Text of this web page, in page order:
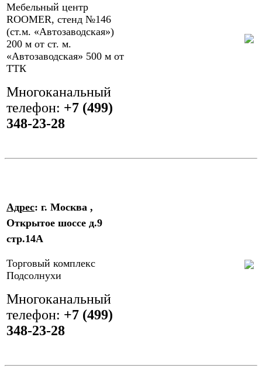
Мебельный центр
ROOMER, стенд №146
(ст.м. «Автозаводская»)
200 м от ст. м.
«Автозаводская» 500 м от
ТТК
Многоканальный
телефон: ‎+7 (499)
348-23-28
Адрес: г. Москва ,
Открытое шоссе д.9
стр.14А
Торговый комплекс
Подсолнухи
Многоканальный
телефон: ‎ +7 (499)
348-23-28